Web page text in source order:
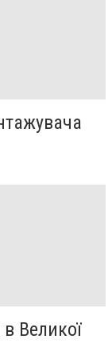
Великої